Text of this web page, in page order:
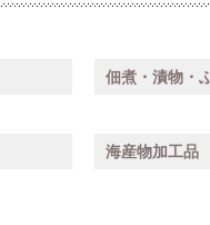
佃煮・漬物・
海産物加工品